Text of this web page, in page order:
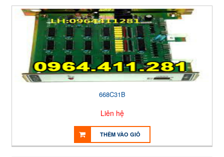
668C31B
Liên hệ
THÊM VÀO GIỎ